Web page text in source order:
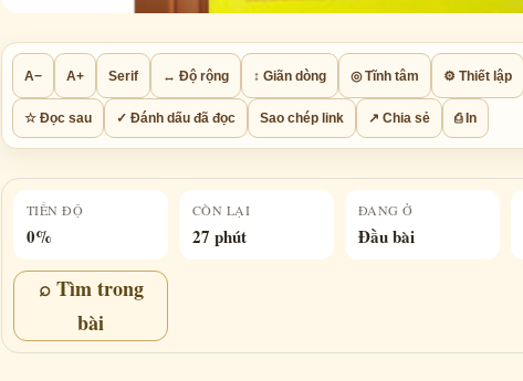
A− A+ Serif ↔ Độ rộng ↕ Giãn dòng ◎ Tĩnh tâm ⚙ Thiết lập
☆ Đọc sau ✓ Đánh dấu đã đọc Sao chép link ↗ Chia sẻ ⎙ In
TIẾN ĐỘ
0%
CÒN LẠI
27 phút
ĐANG Ở
Đầu bài
⌕ Tìm trong
bài